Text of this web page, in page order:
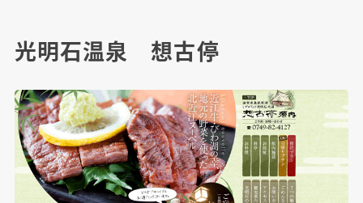
光明石温泉 想古停